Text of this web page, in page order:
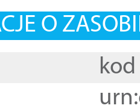
O
kod